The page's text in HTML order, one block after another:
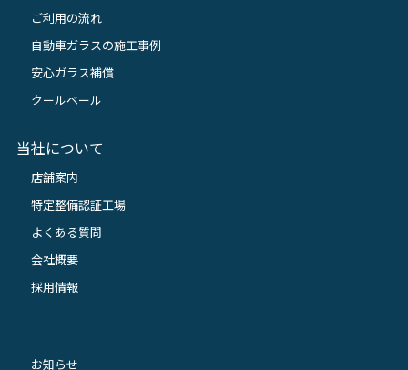
ご利用の流れ
自動車ガラスの施工事例
安心ガラス補償
クールベール
当社について
店舗案内
特定整備認証工場
よくある質問
会社概要
採用情報
お知らせ